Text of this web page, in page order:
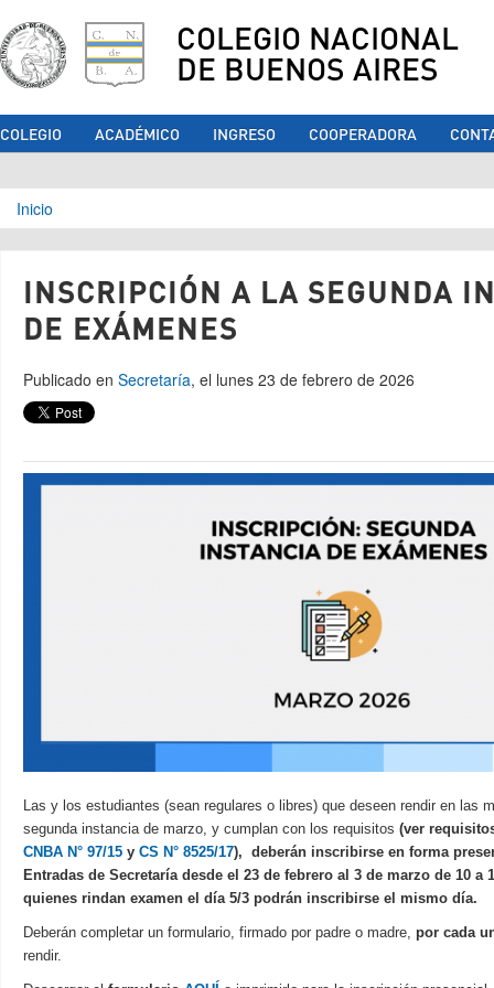
COLEGIO NACIONAL
DE BUENOS AIRES
COLEGIO ACADÉMICO INGRESO COOPERADORA
Se encuentra usted aquí
Inicio
INSCRIPCIÓN A LA SEGUNDA
DE EXÁMENES
Publicado en Secretaría, el lunes 23 de febrero de 2026
Las y los estudiantes (sean regulares o libres) que deseen rendir en las
segunda instancia de marzo, y cumplan con los requisitos (ver
CNBA N° 97/15 y CS N° 8525/17), deberán inscribirse en forma
Entradas de Secretaría desde el 23 de febrero al 3 de marzo de 10 a
quienes rindan examen el día 5/3 podrán inscribirse el mismo día.
Deberán completar un formulario, firmado por padre o madre, por cada
rendir.